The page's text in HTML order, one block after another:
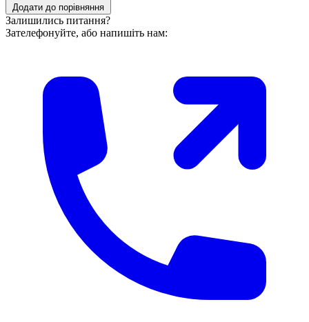
Додати до порівняння
Залишились питання?
Зателефонуйте, або напишіть нам: